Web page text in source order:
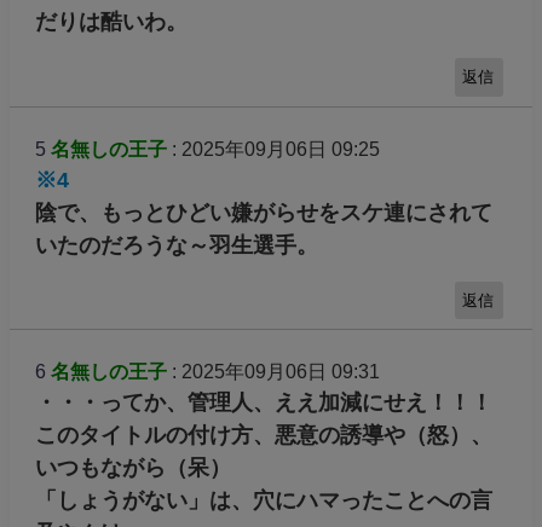
だりは酷いわ。
返信
5 名無しの王子: 2025年09月06日 09:25
※4
陰で、もっとひどい嫌がらせをスケ連にされて
いたのだろうな～羽生選手。
返信
6 名無しの王子: 2025年09月06日 09:31
・・・ってか、管理人、ええ加減にせえ！！！
このタイトルの付け方、悪意の誘導や（怒）、
いつもながら（呆）
「しょうがない」は、穴にハマったことへの言